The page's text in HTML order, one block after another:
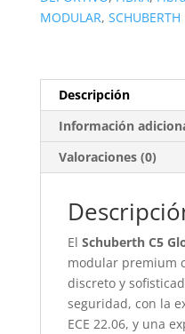
MODULAR, SCHUBERTH
Descripción
Información
Valoraciones (0)
El Schuberth C5
modular premium
discreto y
seguridad, con la
ECE 22.06, y una